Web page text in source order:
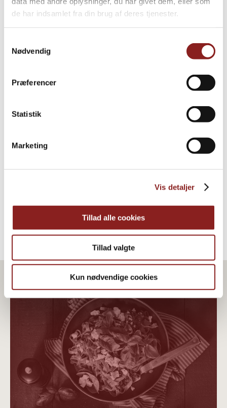
de har indsamlet fra din brug af deres tjenester.
Nødvendig
Præferencer
Statistik
Marketing
Vis detaljer
Tillad alle cookies
Tillad valgte
Kun nødvendige cookies
HAFER, NÜSSE & SAMEN